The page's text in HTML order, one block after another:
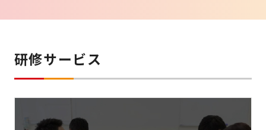
研修サービス